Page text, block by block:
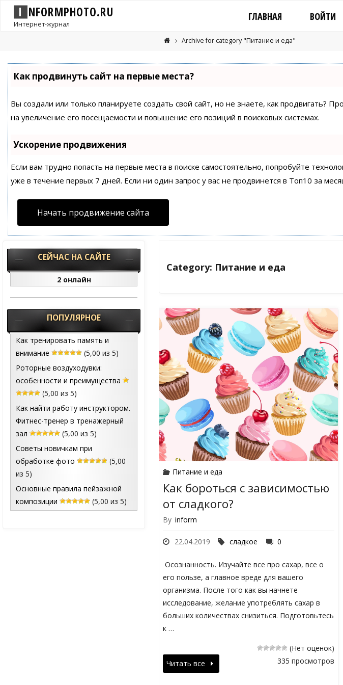
I NFORMPHOTO.RU
Интернет-журнал
ГЛАВНАЯ ВОЙТИ
Archive for category "Питание и еда"
Как продвинуть сайт на первые места?
Вы создали или только планируете создать свой сайт, но не знаете, как продвигать?
на увеличение его посещаемости и повышение его позиций в поисковых системах.
Ускорение продвижения
Если вам трудно попасть на первые места в поиске самостоятельно, попробуйте
уже в течение первых 7 дней. Если ни один запрос у вас не продвинется в Топ10 за
Начать продвижение сайта
Category: Питание и еда
Питание и еда
Как бороться с зависимостью
от сладкого?
By inform
22.04.2019 сладкое 0
Осознанность. Изучайте все про сахар, все о
его пользе, а главное вреде для вашего
организма. После того как вы начнете
исследование, желание употреблять сахар в
больших количествах снизиться. Подготовьтесь
к …
(Нет оценок)
335 просмотров
Читать все
СЕЙЧАС НА САЙТЕ
2 онлайн
ПОПУЛЯРНОЕ
Как тренировать память и
внимание
(5,00 из 5)
Роторные воздуходувки:
особенности и преимущества
(5,00 из 5)
Как найти работу инструктором.
Фитнес-тренер в тренажерный
зал
(5,00 из 5)
Советы новичкам при
обработке фото
(5,00
из 5)
Основные правила пейзажной
композиции
(5,00 из 5)